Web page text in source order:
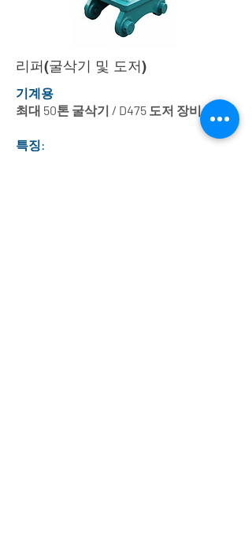
리퍼(굴삭기 및 도저)
기계용
최대 50톤 굴삭기 / D475 도저 장비
특징: